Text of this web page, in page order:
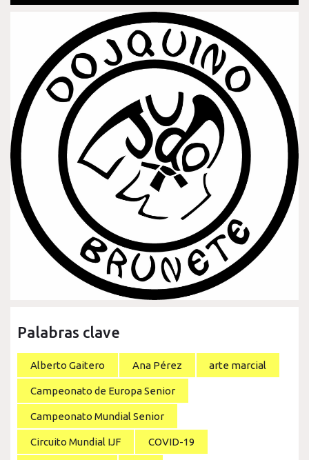
Palabras clave
Alberto Gaitero Ana Pérez arte marcial
Campeonato de Europa Senior
Campeonato Mundial Senior
Circuito Mundial IJF COVID-19